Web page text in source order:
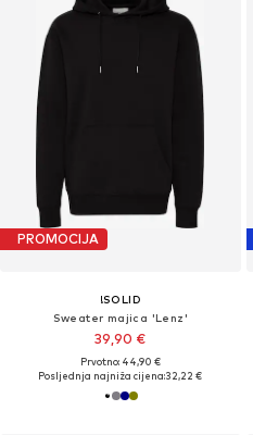
PROMOCIJA
!SOLID
Sweater majica 'Lenz'
39,90 €
Prvotno: 44,90 €
Posljednja najniža cijena:32,22 €